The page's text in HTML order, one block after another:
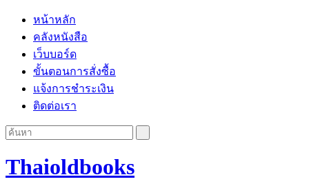
หน้าหลัก
คลังหนังสือ
เว็บบอร์ด
ขั้นตอนการสั่งซื้อ
แจ้งการชำระเงิน
ติดต่อเรา
Thaioldbooks